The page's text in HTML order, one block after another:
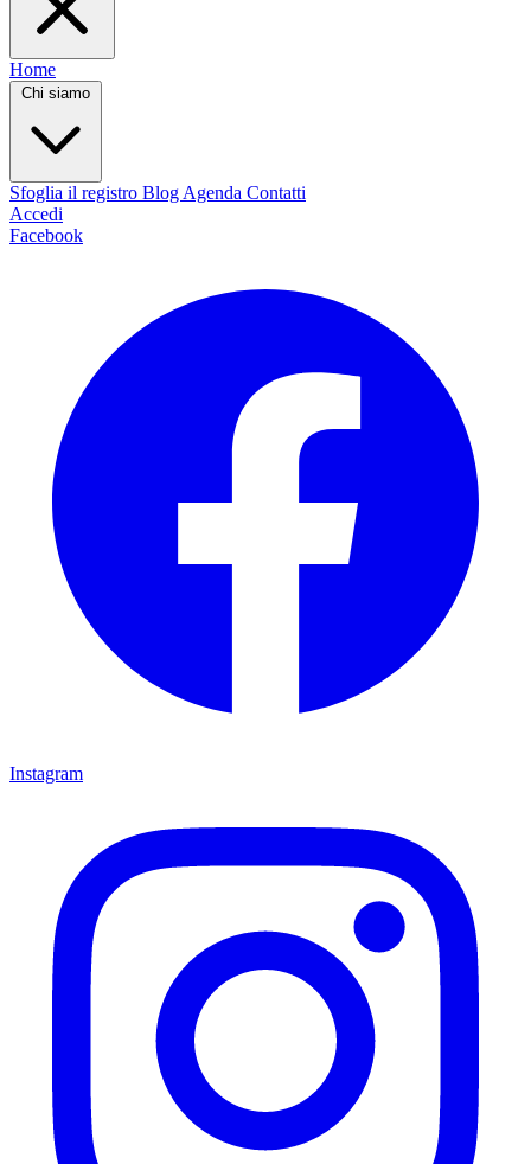
Home
Chi siamo
Sfoglia il registro Blog Agenda Contatti
Accedi
Facebook
Instagram